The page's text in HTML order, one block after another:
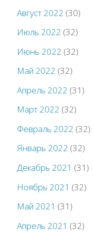
Август 2022 (30)
Июль 2022 (32)
Июнь 2022 (32)
Май 2022 (32)
Апрель 2022 (31)
Март 2022 (32)
Февраль 2022 (32)
Январь 2022 (32)
Декабрь 2021 (31)
Ноябрь 2021 (32)
Май 2021 (31)
Апрель 2021 (32)